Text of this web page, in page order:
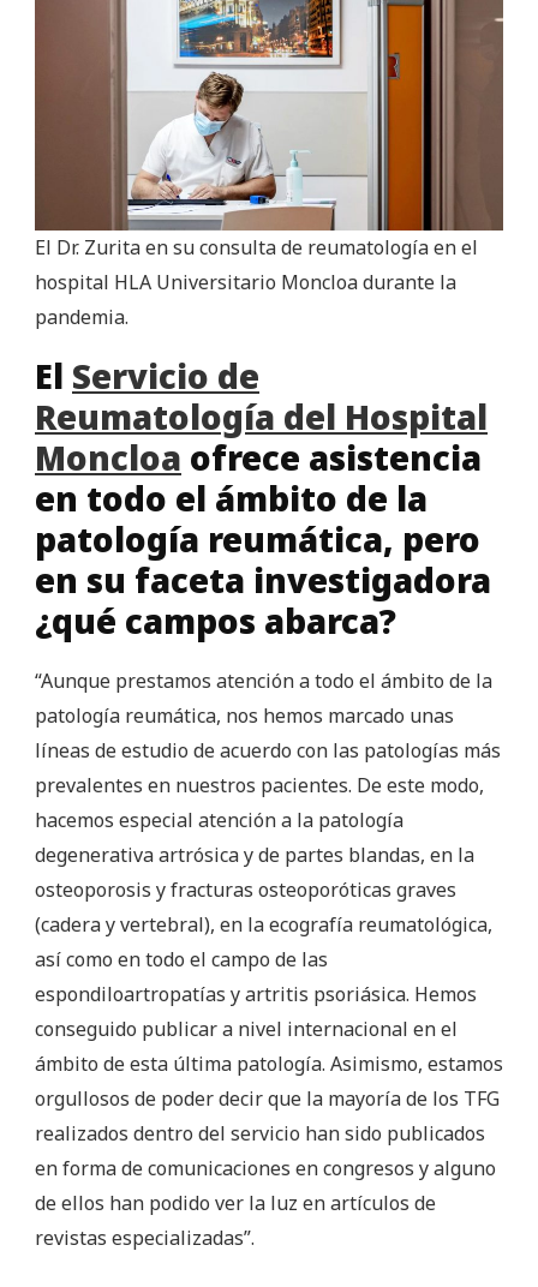
El Dr. Zurita en su consulta de reumatología en el
hospital HLA Universitario Moncloa durante la
pandemia.
El Servicio de
Reumatología del Hospital
Moncloa ofrece asistencia
en todo el ámbito de la
patología reumática, pero
en su faceta investigadora
¿qué campos abarca?
“Aunque prestamos atención a todo el ámbito de la
patología reumática, nos hemos marcado unas
líneas de estudio de acuerdo con las patologías más
prevalentes en nuestros pacientes. De este modo,
hacemos especial atención a la patología
degenerativa artrósica y de partes blandas, en la
osteoporosis y fracturas osteoporóticas graves
(cadera y vertebral), en la ecografía reumatológica,
así como en todo el campo de las
espondiloartropatías y artritis psoriásica. Hemos
conseguido publicar a nivel internacional en el
ámbito de esta última patología. Asimismo, estamos
orgullosos de poder decir que la mayoría de los TFG
realizados dentro del servicio han sido publicados
en forma de comunicaciones en congresos y alguno
de ellos han podido ver la luz en artículos de
revistas especializadas”.